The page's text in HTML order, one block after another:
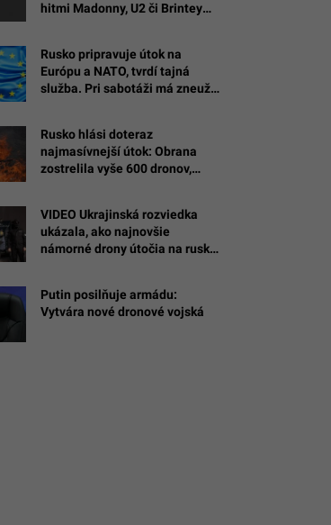
hitmi Madonny, U2 či Brintey
Rusko pripravuje útok na
Európu a NATO, tvrdí tajná
služba. Pri sabotáži má zneužiť
Rusko hlási doteraz
najmasívnejší útok: Obrana
zostrelila vyše 600 dronov,
VIDEO Ukrajinská rozviedka
ukázala, ako najnovšie
námorné drony útočia na ruské
Putin posilňuje armádu:
Vytvára nové dronové vojská